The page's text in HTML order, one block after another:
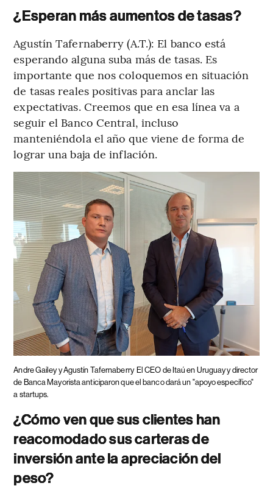
¿Esperan más aumentos de tasas?
Agustín Tafernaberry (A.T.): El banco está
esperando alguna suba más de tasas. Es
importante que nos coloquemos en situación
de tasas reales positivas para anclar las
expectativas. Creemos que en esa línea va a
seguir el Banco Central, incluso
manteniéndola el año que viene de forma de
lograr una baja de inflación.
Andre Gailey y Agustín Tafernaberry El CEO de Itaú en Uruguay y director
de Banca Mayorista anticiparon que el banco dará un "apoyo específico"
a startups.
¿Cómo ven que sus clientes han
reacomodado sus carteras de
inversión ante la apreciación del
peso?